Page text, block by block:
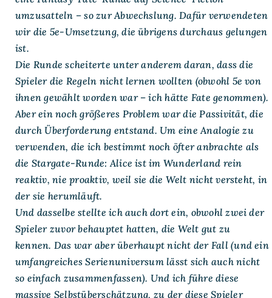
umzusatteln – so zur Abwechslung. Dafür verwendeten
wir die 5e-Umsetzung, die übrigens durchaus gelungen
ist.
Die Runde scheiterte unter anderem daran, dass die
Spieler die Regeln nicht lernen wollten (obwohl 5e von
ihnen gewählt worden war – ich hätte Fate genommen).
Aber ein noch größeres Problem war die Passivität, die
durch Überforderung entstand. Um eine Analogie zu
verwenden, die ich bestimmt noch öfter anbrachte als
die Stargate-Runde: Alice ist im Wunderland rein
reaktiv, nie proaktiv, weil sie die Welt nicht versteht, in
der sie herumläuft.
Und dasselbe stellte ich auch dort ein, obwohl zwei der
Spieler zuvor behauptet hatten, die Welt gut zu
kennen. Das war aber überhaupt nicht der Fall (und ein
umfangreiches Serienuniversum lässt sich auch nicht
so einfach zusammenfassen). Und ich führe diese
massive Selbstüberschätzung, zu der diese Spieler